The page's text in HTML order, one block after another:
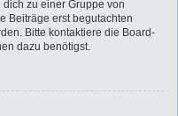
zu einer Gruppe von
Beiträge erst begutachten
Bitte kontaktiere die Board-
dazu benötigst.